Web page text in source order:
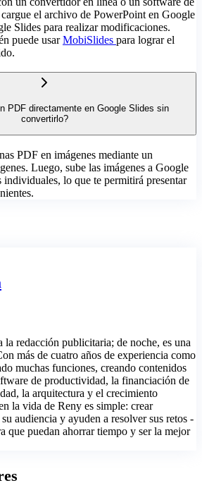
el archivo de PowerPoint en Google
Slides para realizar modificaciones.
puede usarMobiSlides para lograr el
PDF directamente en Google Slides sin
convertirlo?
PDF en imágenes mediante un
Luego, sube las imágenes a Google
individuales, lo que te permitirá presentar
la redacción publicitaria; de noche, es una
más de cuatro años de experiencia como
muchas funciones, creando contenidos
de productividad, la financiación de
la arquitectura y el crecimiento
la vida de Reny es simple: crear
audiencia y ayuden a resolver sus retos -
que puedan ahorrar tiempo y ser la mejor